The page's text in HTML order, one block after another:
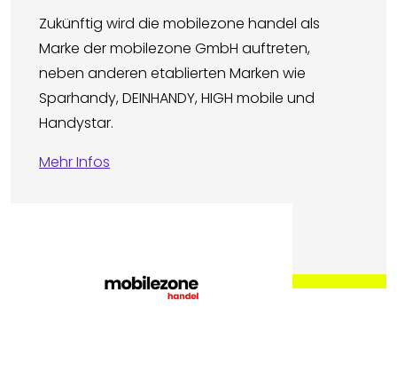
Zukünftig wird die mobilezone handel als
Marke der mobilezone GmbH auftreten,
neben anderen etablierten Marken wie
Sparhandy, DEINHANDY, HIGH mobile und
Handystar.
Mehr Infos